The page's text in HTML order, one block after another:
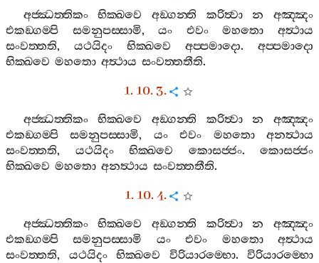
අජ‍්ඣත‍්තිකං භික‍්ඛවෙ අඞ‍්ගන‍්ති කරිත්‍වා න
අඤ‍්ඤං
එකඞ‍්ගම‍්පි
සමනුපස‍්සාමි,යං එවං මහතො
අත්‍ථාය
සංවත‍්තති, යථයිදං භික‍්ඛවෙ අප‍්පමාදො. අප‍්පමාදො
භික‍්ඛවෙ මහතො අත්‍ථාය සංවත‍්තතීති.
1. 10. 3.
අජ‍්ඣත‍්තිකං භික‍්ඛවෙ අඞ‍්ගන‍්ති කරිත්‍වා න
අඤ‍්ඤං
එකඞ‍්ගම‍්පි
සමනුපස‍්සාමි, යං එවං මහතො
අනත්‍ථාය
සංවත‍්තති, යථයිදං භික‍්ඛවෙ කොසජ‍්ජං. කොසජ‍්ජං
භික‍්ඛවෙ මහතො අනත්‍ථාය සංවත‍්තතීති.
1. 10. 4.
අජ‍්ඣත‍්තිකං භික‍්ඛවෙ අඞ‍්ගන‍්ති කරිත්‍වා න
අඤ‍්ඤං
එකඞ‍්ගම‍්පි
සමනුපස‍්සාමි යං එවං මහතො
අත්‍ථාය
සංවත‍්තති, යථයිදං භික‍්ඛවෙ විරියාරම‍්භො. විරියාරම‍්භො